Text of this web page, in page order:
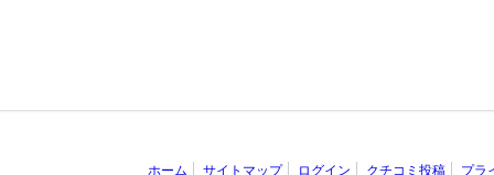
ホーム サイトマップ ログイン クチコミ投稿 プラ